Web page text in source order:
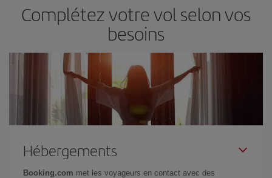
Complétez votre vol selon vos
besoins
Hébergements
Booking.com met les voyageurs en contact avec des